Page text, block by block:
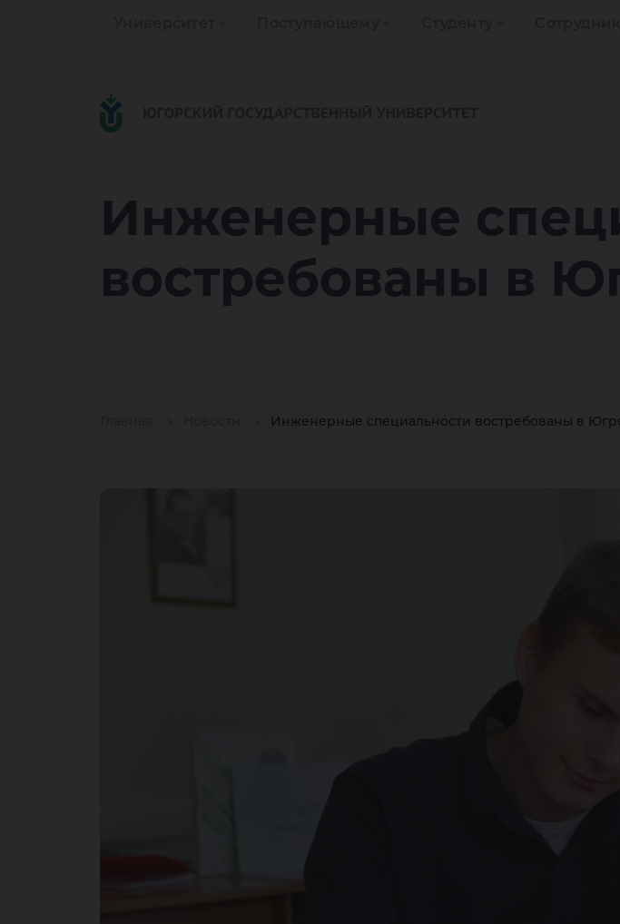
Инженерные
востребованы в
Инженерные специальности востребованы в
в